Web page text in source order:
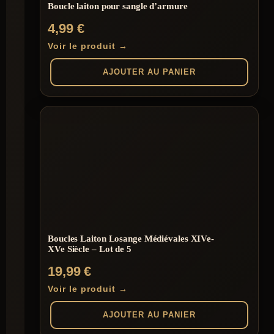
Boucle laiton pour sangle d’armure
4,99 €
Voir le produit →
AJOUTER AU PANIER
Boucles Laiton Losange Médiévales XIVe-
XVe Siècle – Lot de 5
19,99€
Voir le produit →
AJOUTER AU PANIER